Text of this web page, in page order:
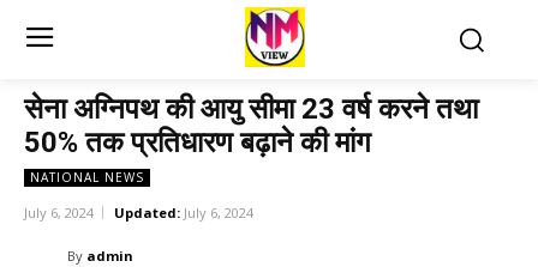
सेना अग्निपथ की आयु सीमा 23 वर्ष करने तथा
50% तक प्रतिधारण बढ़ाने की मांग
NATIONAL NEWS
July 6, 2024 Updated: July 6, 2024
By admin